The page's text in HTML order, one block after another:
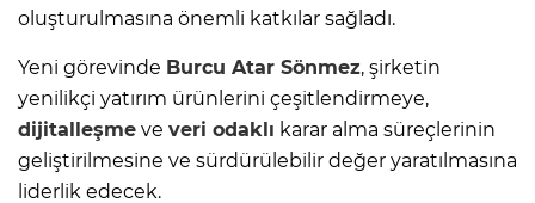
oluşturulmasına önemli katkılar sağladı.
Yeni görevinde Burcu Atar Sönmez, şirketin
yenilikçi yatırım ürünlerini çeşitlendirmeye,
dijitalleşme ve veri odaklı karar alma süreçlerinin
geliştirilmesine ve sürdürülebilir değer yaratılmasına
liderlik edecek.